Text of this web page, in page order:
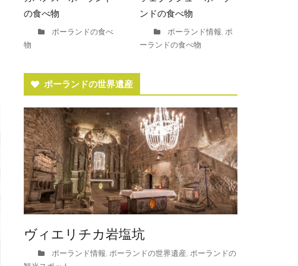
の食べ物
ポーランドの食べ
物
ンドの食べ物
ポーランド情報,ポ
ーランドの食べ物
ポーランドの世界遺産
ヴィエリチカ岩塩坑
ポーランド情報, ポーランドの世界遺産, ポーランドの